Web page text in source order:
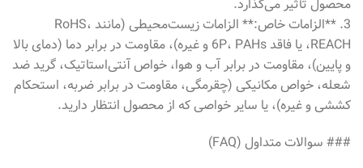
محصول تأثیر می‌گذارد.
3. **الزامات خاص:** الزامات زیست‌محیطی (مانند RoHS،
REACH، یا فاقد 6P، PAHs و غیره)، مقاومت در برابر دما (دمای بالا
و پایین)، مقاومت در برابر آب و هوا، خواص آنتی‌استاتیک، گرید ضد
شعله، خواص مکانیکی (چقرمگی، مقاومت در برابر ضربه، استحکام
کششی و غیره)، یا سایر خواصی که از محصول انتظار دارید.
### سوالات متداول (FAQ)